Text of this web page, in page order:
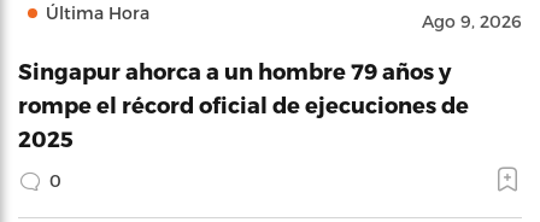
Última Hora Ago 9, 2026
Singapur ahorca a un hombre 79 años y
rompe el récord oficial de ejecuciones de
2025
0